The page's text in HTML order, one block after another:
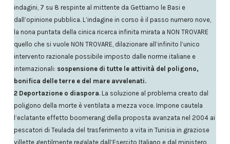
indagini, 7 su 8 respinte al mittente da Gettiamo le Basi e
dall’opinione pubblica. L’indagine in corso è il passo numero nove,
la nona puntata della cinica ricerca infinita mirata a NON TROVARE
quello che si vuole NON TROVARE, dilazionare all’infinito l’unico
intervento razionale possibile imposto dalle norme italiane e
internazionali: sospensione di tutte le attività del poligono,
bonifica delle terre e del mare avvelenati.
2 Deportazione o diaspora. La soluzione al problema creato dal
poligono della morte è ventilata a mezza voce. Impone cautela
l’eclatante effetto boomerang della proposta avanzata nel 2004 ai
pescatori di Teulada del trasferimento a vita in Tunisia in graziose
villette gentilmente regalate dall’Esercito Italiano e dal ministero